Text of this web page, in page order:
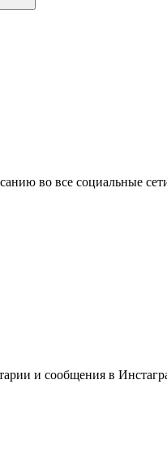
во все социальные
и сообщения в